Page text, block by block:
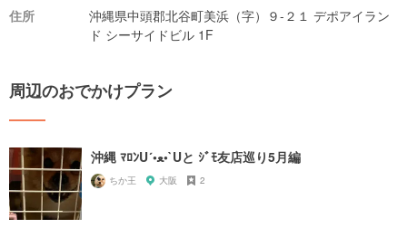
住所
沖縄県中頭郡北谷町美浜（字）９-２１ デポアイラン
ド シーサイドビル 1F
周辺のおでかけプラン
沖縄 ﾏﾛﾝU´•ﻌ•`Uと ｼﾞﾓ友店巡り5月編
ちか王 大阪 2